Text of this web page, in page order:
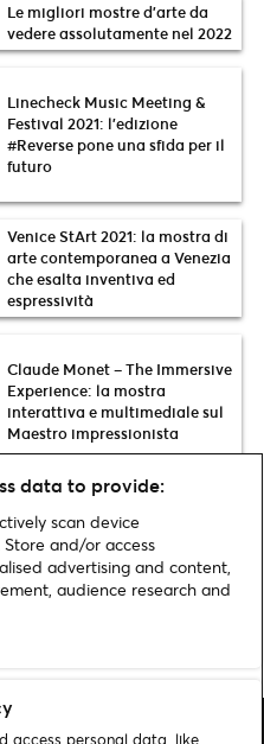
Le migliori mostre d’arte da
vedere assolutamente nel 2022
Linecheck Music Meeting &
Festival 2021: l’edizione
#Reverse pone una sfida per il
futuro
Venice StArt 2021: la mostra di
arte contemporanea a Venezia
che esalta inventiva ed
espressività
Claude Monet – The Immersive
Experience: la mostra
interattiva e multimediale sul
Maestro impressionista
news
data to provide:
scan device
and/or access
advertising and content,
audience research and
access personal data, like